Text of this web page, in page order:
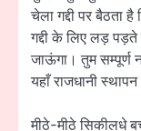
चेला गद्दी पर बैठता
गद्दी के लिए लड़
जाऊंगा। तुम सम्पूर्ण
यहाँ राजधानी
मीठे-मीठे सिकीलधे